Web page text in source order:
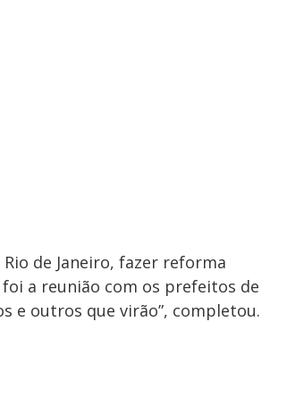
de Janeiro, fazer reforma
a reunião com os prefeitos de
e outros que virão”, completou.